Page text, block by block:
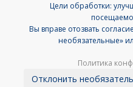
Цели обработки:
Вы вправе отозвать
необязательные»
Политика
Отклонить